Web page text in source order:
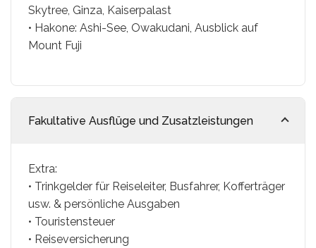
Skytree, Ginza, Kaiserpalast
• Hakone: Ashi-See, Owakudani, Ausblick auf
Mount Fuji
Fakultative Ausflüge und Zusatzleistungen
Extra:
• Trinkgelder für Reiseleiter, Busfahrer, Kofferträger
usw. & persönliche Ausgaben
• Touristensteuer
• Reiseversicherung